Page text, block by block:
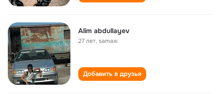
Alim abdullayev
27 лет,samaxı
Добавить в друзья